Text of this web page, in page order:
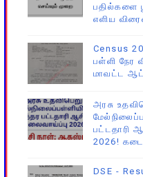
பதில்களை
எளிய
Census
பள்ளி நேர
மாவட்ட
அரசு
பட்டதாரி
2026!
DSE -